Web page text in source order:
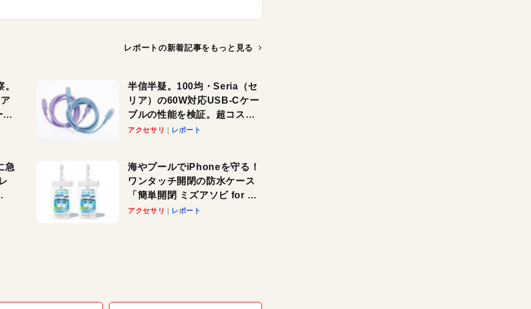
レポートの新着記事をもっと見る
カ
半信半疑。100均・Seria（セ
リア）の60W対応USB-Cケー
ブルの性能を検証。超コスパ
の1本を発見か？
アクセサリ レポート
急
海やプールでiPhoneを守る！
ワンタッチ開閉の防水ケース
「簡単開閉 ミズアソビ for ス
マホ」で夏のレジャーを満喫
アクセサリ レポート